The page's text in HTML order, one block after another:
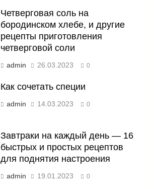
Четверговая соль на
бородинском хлебе, и другие
рецепты приготовления
четверговой соли
admin 26.03.2023 0
Как сочетать специи
admin 14.03.2023 0
Завтраки на каждый день — 16
быстрых и простых рецептов
для поднятия настроения
admin 19.01.2023 0